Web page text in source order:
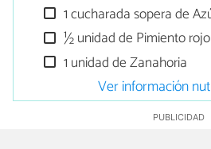
1 cucharada sopera de
½ unidad de Pimiento rojo
1 unidad de Zanahoria
Ver información